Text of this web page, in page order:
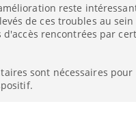
reste
de ces troubles au sein
rencontrées par
sont nécessaires pour
Toujours
comment le
empiète de
sur nos
Cancer
stratégie